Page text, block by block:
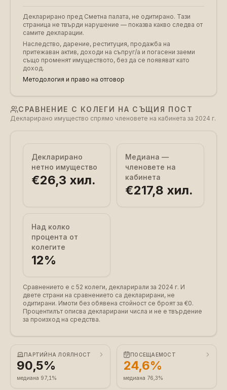
Декларирано пред Сметна палата, не одитирано. Тази
страница не твърди нарушение — показва какво следва от
самите декларации.
Наследство, дарение, реституция, продажба на
притежаван актив, доходи на съпруг/а и погасени заеми
също променят имуществото, без да се появяват като
доход.
Методология и право на отговор
СРАВНЕНИЕ С КОЛЕГИ НА СЪЩИЯ ПОСТ
Декларирано имущество спрямо членовете на кабинета за 2024 г.
Декларирано
нетно имущество
€26,3 хил.
Медиана —
членовете на
кабинета
€217,8 хил.
Над колко
процента от
колегите
12%
Сравнението е с 52 колеги, декларирали за 2024 г. И
двете страни на сравнението са декларирани, не
одитирани. Имоти без обявена стойност се броят за €0.
Процентилът описва декларирани числа и не е твърдение
за произход на средства.
ПАРТИЙНА ЛОЯЛНОСТ
90,5%
медиана 97,1%
ПОСЕЩАЕМОСТ
24,6%
медиана 76,3%